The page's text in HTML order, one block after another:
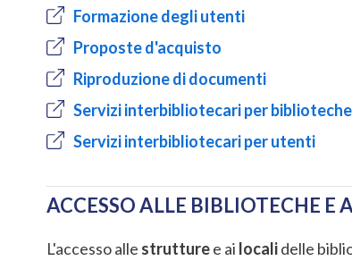
Formazione degli utenti
Proposte d'acquisto
Riproduzione di documenti
Servizi interbibliotecari per biblioteche
Servizi interbibliotecari per utenti
ACCESSO ALLE BIBLIOTECHE E
L'accesso alle strutturee ai localidelle